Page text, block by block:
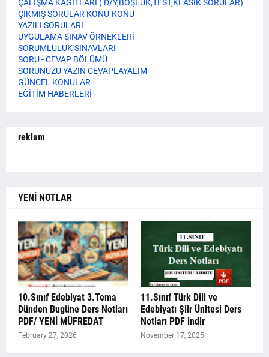
ÇALIŞMA KAĞITLARI ( D/Y,BOŞLUK,TEST,KLASİK SORULAR)
ÇIKMIŞ SORULAR KONU-KONU
YAZILI SORULARI
UYGULAMA SINAV ÖRNEKLERİ
SORUMLULUK SINAVLARI
SORU - CEVAP BÖLÜMÜ
SORUNUZU YAZIN CEVAPLAYALIM
GÜNCEL KONULAR
EĞİTİM HABERLERİ
reklam
YENİ NOTLAR
10.Sınıf Edebiyat 3.Tema
Dünden Bugüne Ders Notları
PDF/ YENİ MÜFREDAT
February 27, 2026
11.Sınıf Türk Dili ve
Edebiyatı Şiir Ünitesi Ders
Notları PDF indir
November 17, 2025